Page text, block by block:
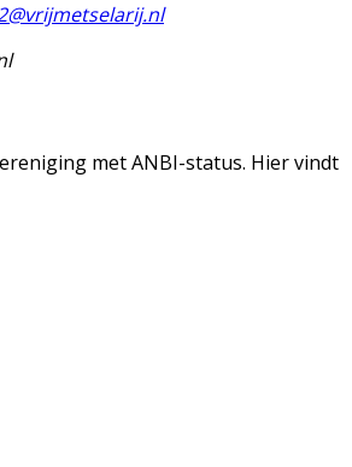
met ANBI-status. Hier vindt